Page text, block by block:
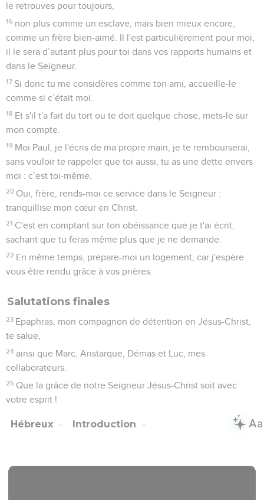
le retrouves pour toujours,
16 non plus comme un esclave, mais bien mieux encore,
comme un frère bien-aimé. Il l'est particulièrement pour moi,
il le sera d’autant plus pour toi dans vos rapports humains et
dans le Seigneur.
17 Si donc tu me considères comme ton ami, accueille-le
comme si c’était moi.
18 Et s'il t'a fait du tort ou te doit quelque chose, mets-le sur
mon compte.
19 Moi Paul, je l'écris de ma propre main, je te rembourserai,
sans vouloir te rappeler que toi aussi, tu as une dette envers
moi : c’est toi-même.
20 Oui, frère, rends-moi ce service dans le Seigneur :
tranquillise mon cœur en Christ.
21 C'est en comptant sur ton obéissance que je t'ai écrit,
sachant que tu feras même plus que je ne demande.
22 En même temps, prépare-moi un logement, car j'espère
vous être rendu grâce à vos prières.
Salutations finales
23 Epaphras, mon compagnon de détention en Jésus-Christ,
te salue,
24 ainsi que Marc, Aristarque, Démas et Luc, mes
collaborateurs.
25 Que la grâce de notre Seigneur Jésus-Christ soit avec
votre esprit !
Hébreux Introduction